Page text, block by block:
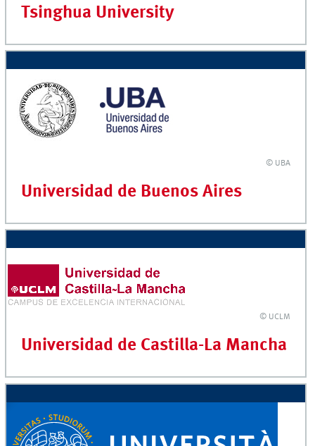
Tsinghua University
© UBA
Universidad de Buenos Aires
© UCLM
Universidad de Castilla-La Mancha